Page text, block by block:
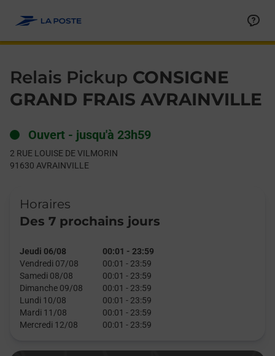
Relais Pickup CONSIGNE
GRAND FRAIS AVRAINVILLE
Ouvert - jusqu'à 23h59
2 RUE LOUISE DE VILMORIN
91630 AVRAINVILLE
Horaires
Des 7 prochains jours
Jeudi 06/08 00:01 - 23:59
Vendredi 07/08
00:01 - 23:59
Samedi 08/08
00:01 - 23:59
Dimanche 09/08
00:01 - 23:59
Lundi 10/08
00:01 - 23:59
Mardi 11/08
00:01 - 23:59
Mercredi 12/08
00:01 - 23:59